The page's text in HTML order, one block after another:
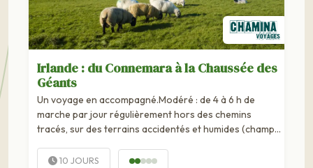
Irlande : du Connemara à la Chaussée des
Géants
Un voyage en accompagné.Modéré : de 4 à 6 h de
marche par jour régulièrement hors des chemins
tracés, sur des terrains accidentés et humides (champs
particulièrement bien chaussé et...
10 JOURS